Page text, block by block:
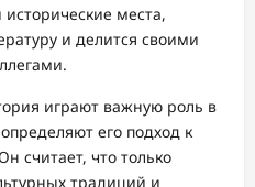
места,
и делится своими
играют важную роль в
его подход к
считает, что только
традиций и